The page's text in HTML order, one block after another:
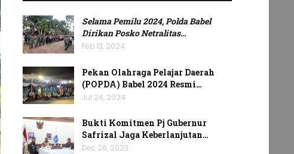
Selama Pemilu 2024, Polda Babel
Dirikan Posko Netralitas…
Feb 13, 2024
Pekan Olahraga Pelajar Daerah
(POPDA) Babel 2024 Resmi…
Jul 24, 2024
Bukti Komitmen Pj Gubernur
Safrizal Jaga Keberlanjutan…
Dec 28, 2023